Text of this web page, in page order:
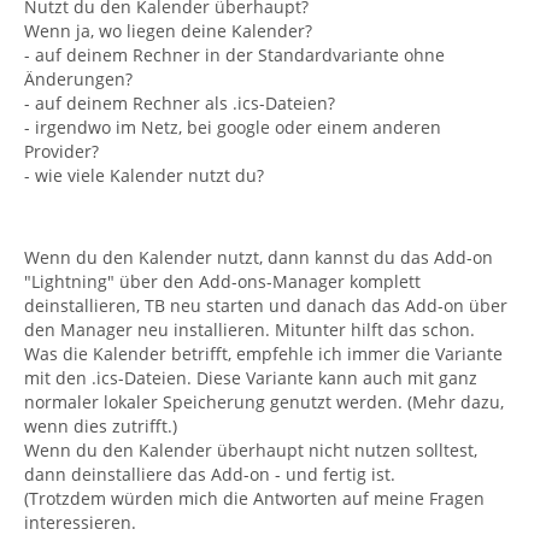
Nutzt du den Kalender überhaupt?
Wenn ja, wo liegen deine Kalender?
- auf deinem Rechner in der Standardvariante ohne
Änderungen?
- auf deinem Rechner als .ics-Dateien?
- irgendwo im Netz, bei google oder einem anderen
Provider?
- wie viele Kalender nutzt du?
Wenn du den Kalender nutzt, dann kannst du das Add-on
"Lightning" über den Add-ons-Manager komplett
deinstallieren, TB neu starten und danach das Add-on über
den Manager neu installieren. Mitunter hilft das schon.
Was die Kalender betrifft, empfehle ich immer die Variante
mit den .ics-Dateien. Diese Variante kann auch mit ganz
normaler lokaler Speicherung genutzt werden. (Mehr dazu,
wenn dies zutrifft.)
Wenn du den Kalender überhaupt nicht nutzen solltest,
dann deinstalliere das Add-on - und fertig ist.
(Trotzdem würden mich die Antworten auf meine Fragen
interessieren.